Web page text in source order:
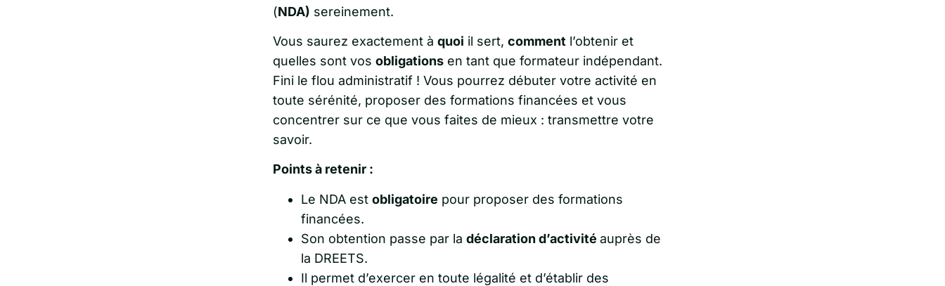
(NDA) sereinement.
Vous saurez exactement à quoi il sert, comment l’obtenir et
quelles sont vos obligationsen tant que formateur indépendant.
Fini le flou administratif ! Vous pourrez débuter votre activité en
toute sérénité, proposer des formations financées et vous
concentrer sur ce que vous faites de mieux : transmettre votre
savoir.
Points à retenir :
Le NDA est obligatoire pour proposer des formations
financées.
Son obtention passe par la déclaration d’activité auprès de
la DREETS.
Il permet d’exercer en toute légalité et d’établir des